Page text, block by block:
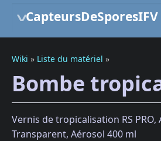
CapteursDeSporesIFV
Wiki » Liste du matériel »
Bombe
Vernis de tropicalisation RS PRO,
Transparent, Aérosol 400 ml